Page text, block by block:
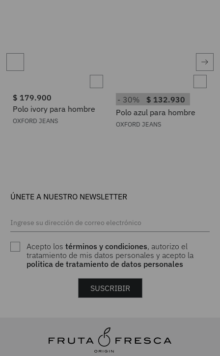
$ 179.900
Polo ivory para hombre
OXFORD JEANS
30% $ 132.930
Polo azul para hombre
OXFORD JEANS
ÚNETE A NUESTRO NEWSLETTER
Acepto lostérminos y condiciones, autorizo el
tratamiento de mis datos personales y acepto la
politica de tratamiento de datos personales
SUSCRIBIR